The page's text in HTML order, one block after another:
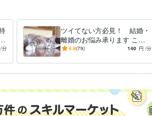
/分
ツイてない方必見！ 結婚・
離婚のお悩み承ります こん
な世の中で、どうすればあな
4.9(79) 140 円 /分